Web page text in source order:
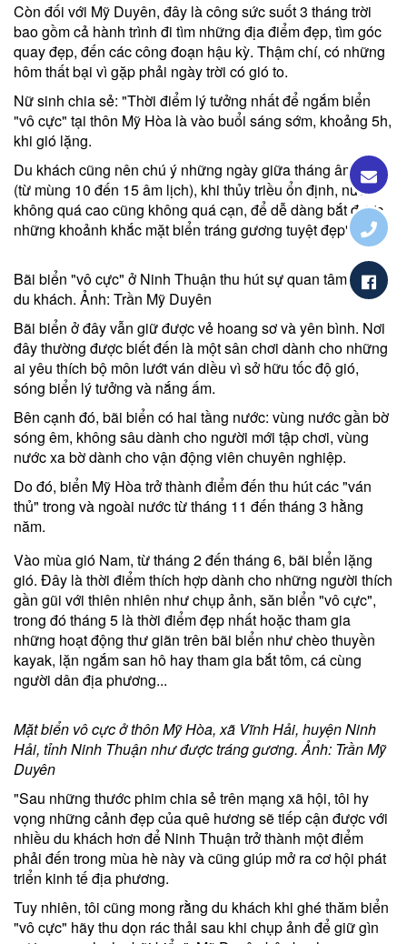
Còn đối với Mỹ Duyên, đây là công sức suốt 3 tháng trời
bao gồm cả hành trình đi tìm những địa điểm đẹp, tìm góc
quay đẹp, đến các công đoạn hậu kỳ. Thậm chí, có những
hôm thất bại vì gặp phải ngày trời có gió to.
Nữ sinh chia sẻ: "Thời điểm lý tưởng nhất để ngắm biển
"vô cực" tại thôn Mỹ Hòa là vào buổi sáng sớm, khoảng 5h,
khi gió lặng.
Du khách cũng nên chú ý những ngày giữa tháng âm lịch
(từ mùng 10 đến 15 âm lịch), khi thủy triều ổn định, nước
không quá cao cũng không quá cạn, để dễ dàng bắt được
những khoảnh khắc mặt biển tráng gương tuyệt đẹp".
Bãi biển "vô cực" ở Ninh Thuận thu hút sự quan tâm của
du khách. Ảnh: Trần Mỹ Duyên
Bãi biển ở đây vẫn giữ được vẻ hoang sơ và yên bình. Nơi
đây thường được biết đến là một sân chơi dành cho những
ai yêu thích bộ môn lướt ván diều vì sở hữu tốc độ gió,
sóng biển lý tưởng và nắng ấm.
Bên cạnh đó, bãi biển có hai tầng nước: vùng nước gần bờ
sóng êm, không sâu dành cho người mới tập chơi, vùng
nước xa bờ dành cho vận động viên chuyên nghiệp.
Do đó, biển Mỹ Hòa trở thành điểm đến thu hút các "ván
thủ" trong và ngoài nước từ tháng 11 đến tháng 3 hằng
năm.
Vào mùa gió Nam, từ tháng 2 đến tháng 6, bãi biển lặng
gió. Đây là thời điểm thích hợp dành cho những người thích
gần gũi với thiên nhiên như chụp ảnh, săn biển "vô cực",
trong đó tháng 5 là thời điểm đẹp nhất hoặc tham gia
những hoạt động thư giãn trên bãi biển như chèo thuyền
kayak, lặn ngắm san hô hay tham gia bắt tôm, cá cùng
người dân địa phương...
Mặt biển vô cực ở thôn Mỹ Hòa, xã Vĩnh Hải, huyện Ninh
Hải, tỉnh Ninh Thuận như được tráng gương. Ảnh: Trần Mỹ
Duyên
"Sau những thước phim chia sẻ trên mạng xã hội, tôi hy
vọng những cảnh đẹp của quê hương sẽ tiếp cận được với
nhiều du khách hơn để Ninh Thuận trở thành một điểm
phải đến trong mùa hè này và cũng giúp mở ra cơ hội phát
triển kinh tế địa phương.
Tuy nhiên, tôi cũng mong rằng du khách khi ghé thăm biển
"vô cực" hãy thu dọn rác thải sau khi chụp ảnh để giữ gìn